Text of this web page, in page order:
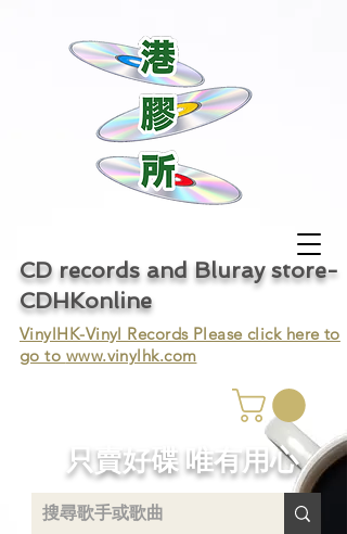
CD records and Bluray store-
CDHKonline
VinylHK-Vinyl Records Please click here to
go to www.vinylhk.com
只賣好碟 唯有用心